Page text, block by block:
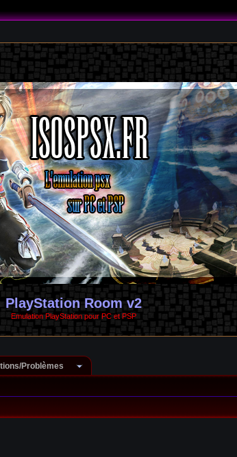
PlayStation Room v2
Emulation PlayStation pour PC et PSP
Problèmes